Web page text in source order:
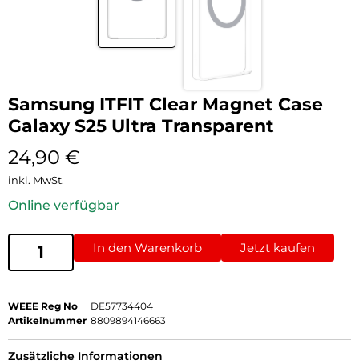
Samsung ITFIT Clear Magnet Case
Galaxy S25 Ultra Transparent
24,90 €
inkl. MwSt.
Online verfügbar
In den Warenkorb Jetzt kaufen
WEEE Reg No
DE57734404
Artikelnummer 8809894146663
Zusätzliche Informationen